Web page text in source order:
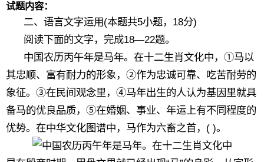
试题内容：
二、语言文字运用(本题共5小题，18分)
阅读下面的文字，完成18—22题。
中国农历丙午年是马年。在十二生肖文化中，①马以
其忠顺、富有耐力的形象，②作为忠诚可靠、吃苦耐劳的
象征。③在民间观念里，④马年出生的人认为基因里就具
备马的优良品质，⑤在婚姻、事业、年运上有不同程度的
优势。在中华文化图谱中，马作为六畜之首，( )。